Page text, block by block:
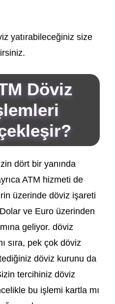
yatırabileceğiniz size
Döviz
dört bir yanında
ATM hizmeti de
üzerinde döviz işareti
ve Euro üzerinden
geliyor. döviz
sıra, pek çok döviz
döviz kurunu da
tercihiniz döviz
bu işlemi kartla mı